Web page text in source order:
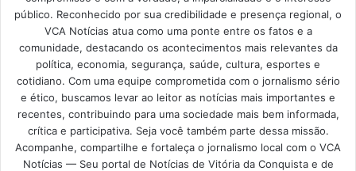
público. Reconhecido por sua credibilidade e presença regional, o
VCA Notícias atua como uma ponte entre os fatos e a
comunidade, destacando os acontecimentos mais relevantes da
política, economia, segurança, saúde, cultura, esportes e
cotidiano. Com uma equipe comprometida com o jornalismo sério
e ético, buscamos levar ao leitor as notícias mais importantes e
recentes, contribuindo para uma sociedade mais bem informada,
crítica e participativa. Seja você também parte dessa missão.
Acompanhe, compartilhe e fortaleça o jornalismo local com o VCA
Notícias — Seu portal de Notícias de Vitória da Conquista e de